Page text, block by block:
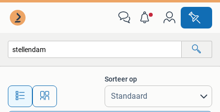
Alle afstanden…
Sorteer op